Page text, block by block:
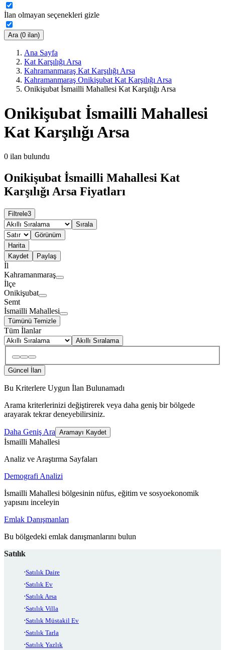
İlan olmayan seçenekleri gizle
Ara (0 ilan)
Ana Sayfa
Kat Karşılığı Arsa
Kahramanmaraş Kat Karşılığı Arsa
Kahramanmaraş Onikişubat Kat Karşılığı Arsa
Onikişubat İsmailli Mahallesi Kat Karşılığı Arsa
Onikişubat İsmailli Mahallesi
Kat Karşılığı Arsa
0 ilan bulundu
Onikişubat İsmailli Mahallesi Kat
Karşılığı Arsa Fiyatları
Filtrele3
Sırala
Görünüm
Harita
Kaydet
Paylaş
İl
Kahramanmaraş
İlçe
Onikişubat
Semt
İsmailli Mahallesi
Tümünü Temizle
Tüm İlanlar
Akıllı Sıralama
Güncel İlan
Bu Kriterlere Uygun İlan Bulunamadı
Arama kriterlerinizi değiştirerek veya daha geniş bir bölgede
arayarak tekrar deneyebilirsiniz.
Daha Geniş Ara Aramayı Kaydet
İsmailli Mahallesi
Analiz ve Araştırma Sayfaları
Demografi Analizi
İsmailli Mahallesi bölgesinin nüfus, eğitim ve sosyoekonomik
yapısını inceleyin
Emlak Danışmanları
Bu bölgedeki emlak danışmanlarını bulun
Satılık
Satılık Daire
Satılık Ev
Satılık Arsa
Satılık Villa
Satılık Müstakil Ev
Satılık Tarla
Satılık Yazlık